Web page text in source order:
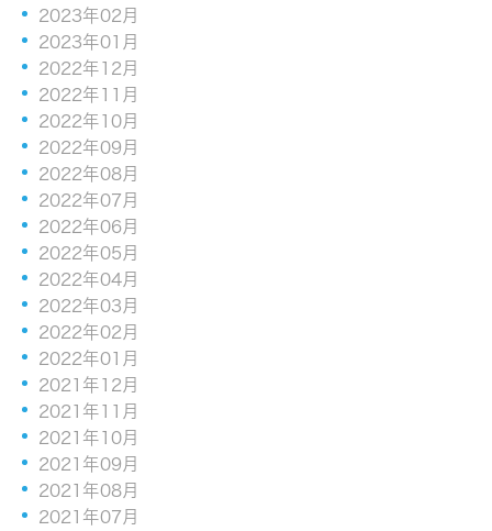
2023年02月
2023年01月
2022年12月
2022年11月
2022年10月
2022年09月
2022年08月
2022年07月
2022年06月
2022年05月
2022年04月
2022年03月
2022年02月
2022年01月
2021年12月
2021年11月
2021年10月
2021年09月
2021年08月
2021年07月